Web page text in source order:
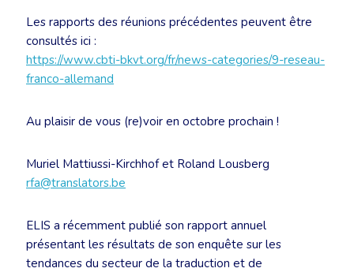
Les rapports des réunions précédentes peuvent être
consultés ici :
https://www.cbti-bkvt.org/fr/news-categories/9-reseau-
franco-allemand
Au plaisir de vous (re)voir en octobre prochain !
Muriel Mattiussi-Kirchhof et Roland Lousberg
rfa@translators.be
ELIS a récemment publié son rapport annuel
présentant les résultats de son enquête sur les
tendances du secteur de la traduction et de